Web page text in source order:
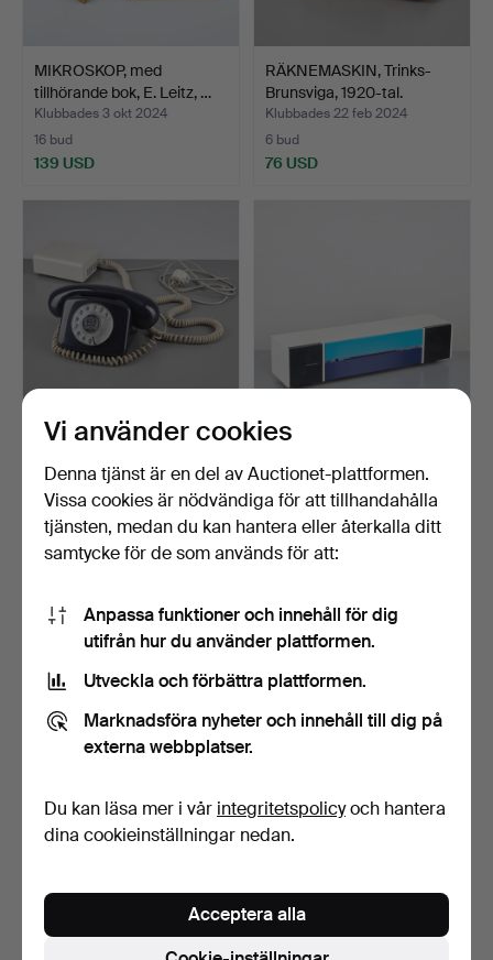
MIKROSKOP, med
tillhörande bok, E. Leitz, …
Klubbades 3 okt 2024
16 bud
139 USD
RÄKNEMASKIN, Trinks-
Brunsviga, 1920-tal.
Klubbades 22 feb 2024
6 bud
76 USD
QUEENS' SILVER JUBILEE
TELEPHONE, introduc…
Klubbades 22 sep 2023
1 bud
35 USD
STEREORADIO,
Nordmende "Spectra
Futura", d…
Klubbades 11 nov 2022
15 bud
347 USD
VÄGGTELEFON, GN
Telematic, 1900-talets slu…
52 USD
TELEFON, Dansk /Svensk,
1900-tal.
348 USD
Vi använder cookies
Denna tjänst är en del av Auctionet-plattformen.
Vissa cookies är nödvändiga för att tillhandahålla
tjänsten, medan du kan hantera eller återkalla ditt
samtycke för de som används för att:
Anpassa funktioner och innehåll för dig
utifrån hur du använder plattformen.
Utveckla och förbättra plattformen.
Marknadsföra nyheter och innehåll till dig på
externa webbplatser.
Du kan läsa mer i vår integritetspolicyoch hantera
dina cookieinställningar nedan.
Acceptera alla